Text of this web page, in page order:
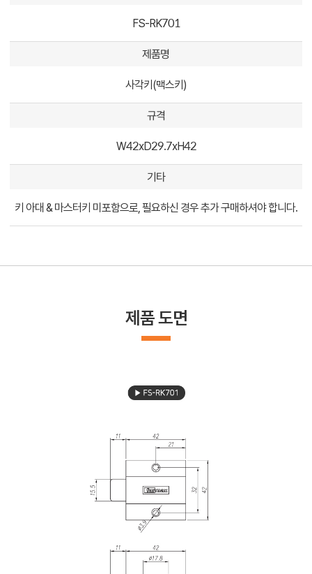
FS-RK701
제품명
사각키(맥스키)
규격
W42xD29.7xH42
기타
키 아대 & 마스터키 미포함으로, 필요하신 경우 추가 구매하셔야 합니다.
제품 도면